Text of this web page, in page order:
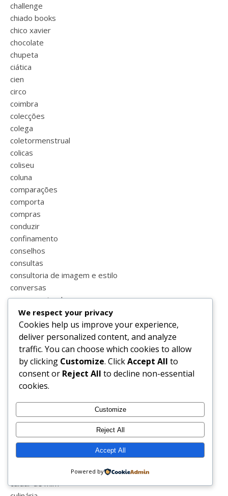
challenge
chiado books
chico xavier
chocolate
chupeta
ciática
cien
circo
coimbra
colecções
colega
coletormenstrual
colicas
coliseu
coluna
comparações
comporta
compras
conduzir
confinamento
conselhos
consultas
consultoria de imagem e estilo
conversas
copomenstrual
cor laranja
cores
corona vírus
corpos perfeitos
covid-19
covid_19
crato
crise
cronograma capilar
cronograma capital
crueltyfree
cuidar de mim
We respect your privacy
Cookies help us improve your experience,
deliver personalized content, and analyze
traffic. You can choose which cookies to allow
by clicking Customize. ClickAccept All to
consent or Reject All to decline non-essential
cookies.
Customize
Reject All
Accept All
Powered by